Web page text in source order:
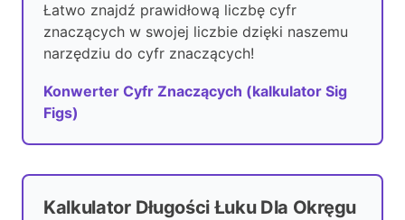
Łatwo znajdź prawidłową liczbę cyfr
znaczących w swojej liczbie dzięki naszemu
narzędziu do cyfr znaczących!
Konwerter Cyfr Znaczących (kalkulator Sig
Figs)
Kalkulator Długości Łuku Dla Okręgu